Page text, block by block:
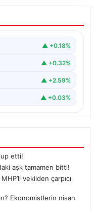
arasındaki
▲ +0.18%
▲ +0.32%
▲ +2.59%
▲ +0.03%
etti!
aşk tamamen bitti!
vekilden çarpıcı
Ekonomistlerin nisan